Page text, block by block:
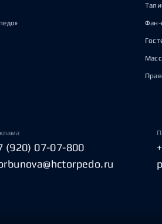
Фан-
(920) 07-07-800